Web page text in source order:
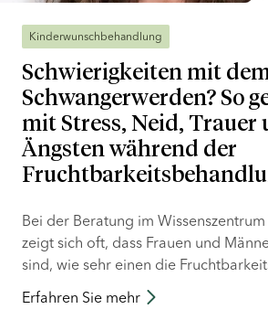
Kinderwunschbehandlung
Schwierigkeiten mit
Schwangerwerden? So
mit Stress, Neid, Trauer
Ängsten während der
Bei der Beratung im
zeigt sich oft, dass Frauen und
sind, wie sehr einen die
mitnehmen kann. Die gute Nachricht?
Reaktionen sind ganz natürlich.
Erfahren Sie mehr